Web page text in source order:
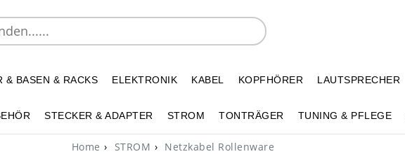
& BASEN & RACKS ELEKTRONIK KABEL KOPFHÖRER LAUTSPRECHER
STECKER & ADAPTER STROM TONTRÄGER TUNING & PFLEGE
Home STROM Netzkabel Rollenware